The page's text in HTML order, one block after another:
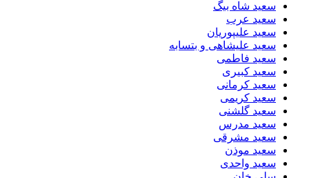
سعید شاه بیگ
سعید عرب
سعید علیپوریان
سعید علیشاهی و بتسابه
سعید فاطمی
سعید کبیری
سعید کرمانی
سعید کریمی
سعید گلشنی
سعید مدرس
سعید مشرقی
سعید موذن
سعید واحدی